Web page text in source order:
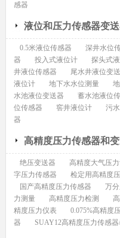
感器
液位和压力传感器变
0.5米液位传感器 深井水位
器
投入式液位计 探头式
井液位传感器
尾水井液位变
液位计
地下水水位测量
水池液位变送器
蓄水池液位
位传感器
窖井液位计 污
器
高精度压力传感器和
绝压变送器 高精度大气压
字压力传感器
检定用高精度
国产高精度压力传感器
万
力测量
高精度压力检测
精度压力仪表
0.075%高精度
器
SUAY12高精度压力传感